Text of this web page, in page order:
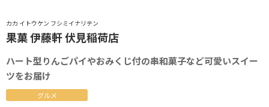
カカ イトウケン フシミイナリテン
果菓 伊藤軒 伏見稲荷店
ハート型りんごパイやおみくじ付の串和菓子など可愛いスイー
ツをお届け
グルメ